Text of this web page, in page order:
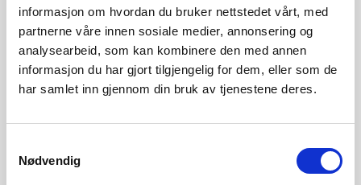
informasjon om hvordan du bruker nettstedet vårt, med
partnerne våre innen sosiale medier, annonsering og
analysearbeid, som kan kombinere den med annen
informasjon du har gjort tilgjengelig for dem, eller som de
har samlet inn gjennom din bruk av tjenestene deres.
Nødvendig
Gode vannføringsdata gir gode flomvarsler
Hvorfor kjører NVE-ansatte rundt i landet og setter
båter og instrumenter i elver og innsjøer mens